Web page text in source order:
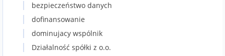
bezpieczeństwo danych
dofinansowanie
dominujacy wspólnik
Działalność spółki z o.o.